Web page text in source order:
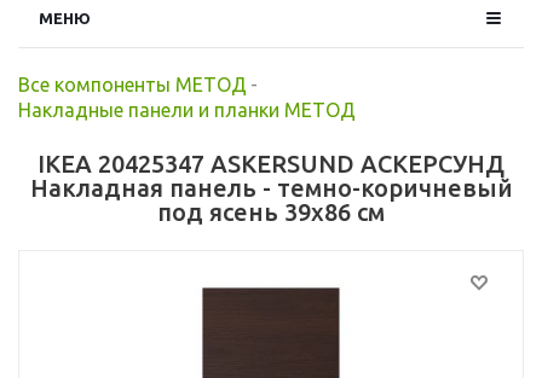
МЕНЮ
Все компоненты МЕТОД -
Накладные панели и планки МЕТОД
IKEA 20425347 ASKERSUND АСКЕРСУНД
Накладная панель - темно-коричневый
под ясень 39x86 см